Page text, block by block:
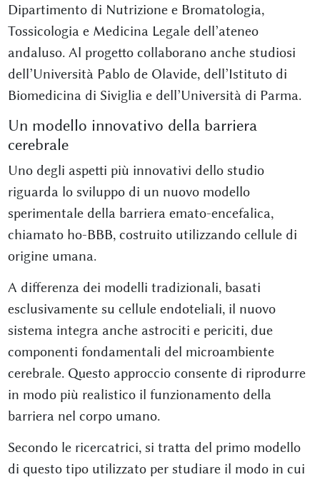
Dipartimento di Nutrizione e Bromatologia,
Tossicologia e Medicina Legale dell’ateneo
andaluso. Al progetto collaborano anche studiosi
dell’Università Pablo de Olavide, dell’Istituto di
Biomedicina di Siviglia e dell’Università di Parma.
Un modello innovativo della barriera
cerebrale
Uno degli aspetti più innovativi dello studio
riguarda lo sviluppo di un nuovo modello
sperimentale della barriera emato-encefalica,
chiamato ho-BBB, costruito utilizzando cellule di
origine umana.
A differenza dei modelli tradizionali, basati
esclusivamente su cellule endoteliali, il nuovo
sistema integra anche astrociti e periciti, due
componenti fondamentali del microambiente
cerebrale. Questo approccio consente di riprodurre
in modo più realistico il funzionamento della
barriera nel corpo umano.
Secondo le ricercatrici, si tratta del primo modello
di questo tipo utilizzato per studiare il modo in cui